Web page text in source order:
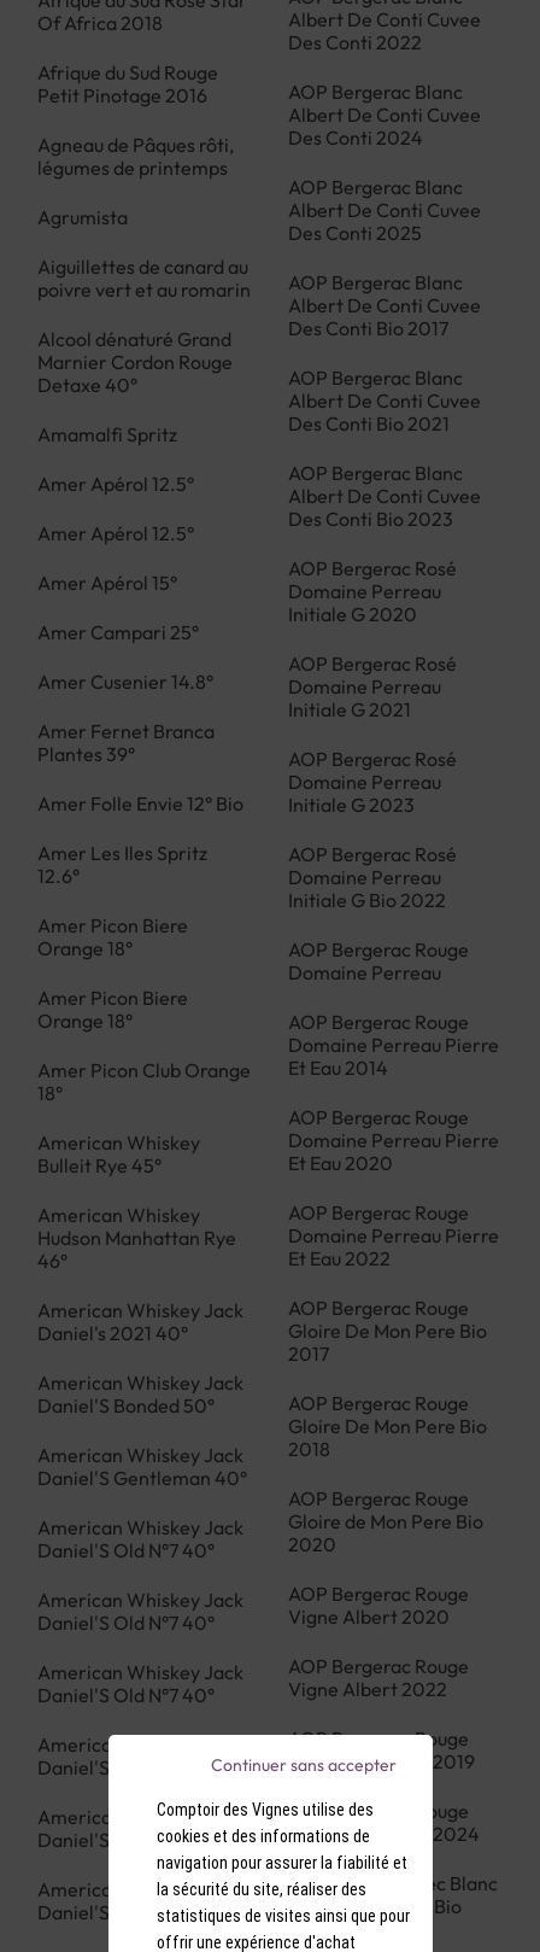
Of Africa 2018
Afrique du Sud Rouge
Petit Pinotage 2016
Agneau de Pâques rôti,
légumes de printemps
Agrumista
Aiguillettes de canard au
poivre vert et au romarin
Alcool dénaturé Grand
Marnier Cordon Rouge
Detaxe 40°
Amamalfi Spritz
Amer Apérol 12.5°
Amer Apérol 12.5°
Amer Apérol 15°
Amer Campari 25°
Amer Cusenier 14.8°
Amer Fernet Branca
Plantes 39°
Amer Folle Envie 12° Bio
Amer Les Iles Spritz
12.6°
Amer Picon Biere
Orange 18°
Amer Picon Biere
Orange 18°
Amer Picon Club Orange
18°
American Whiskey
Bulleit Rye 45°
American Whiskey
Hudson Manhattan Rye
46°
American Whiskey Jack
Daniel's 2021 40°
American Whiskey Jack
Daniel'S Bonded 50°
American Whiskey Jack
Daniel'S Gentleman 40°
American Whiskey Jack
Daniel'S Old N°7 40°
American Whiskey Jack
Daniel'S Old N°7 40°
American Whiskey Jack
Daniel'S Old N°7 40°
American Whiskey Jack
Daniel'S Old N°7 40°
American Whiskey Jack
Daniel'S Old N°7 40°
American Whiskey Jack
Daniel'S Old N°7 40°
Albert De Conti Cuvee
Des Conti 2022
AOP Bergerac Blanc
Albert De Conti Cuvee
Des Conti 2024
AOP Bergerac Blanc
Albert De Conti Cuvee
Des Conti 2025
AOP Bergerac Blanc
Albert De Conti Cuvee
Des Conti Bio 2017
AOP Bergerac Blanc
Albert De Conti Cuvee
Des Conti Bio 2021
AOP Bergerac Blanc
Albert De Conti Cuvee
Des Conti Bio 2023
AOP Bergerac Rosé
Domaine Perreau
Initiale G 2020
AOP Bergerac Rosé
Domaine Perreau
Initiale G 2021
AOP Bergerac Rosé
Domaine Perreau
Initiale G 2023
AOP Bergerac Rosé
Domaine Perreau
Initiale G Bio 2022
AOP Bergerac Rouge
Domaine Perreau
AOP Bergerac Rouge
Domaine Perreau Pierre
Et Eau 2014
AOP Bergerac Rouge
Domaine Perreau Pierre
Et Eau 2020
AOP Bergerac Rouge
Domaine Perreau Pierre
Et Eau 2022
AOP Bergerac Rouge
Gloire De Mon Pere Bio
2017
AOP Bergerac Rouge
Gloire De Mon Pere Bio
2018
AOP Bergerac Rouge
Gloire de Mon Pere Bio
2020
AOP Bergerac Rouge
Vigne Albert 2020
AOP Bergerac Rouge
Vigne Albert 2022
AOP Bergerac Rouge
Vigne Albert Bio 2019
AOP Bergerac Rouge
Vigne Albert Bio 2024
AOP Bergerac Sec Blanc
Cuvee Des Conti Bio
2019
Comptoir des Vignes utilise des
cookies et des informations de
navigation pour assurer la fiabilité et
la sécurité du site, réaliser des
statistiques de visites ainsi que pour
offrir une expérience d'achat
Continuer sans accepter